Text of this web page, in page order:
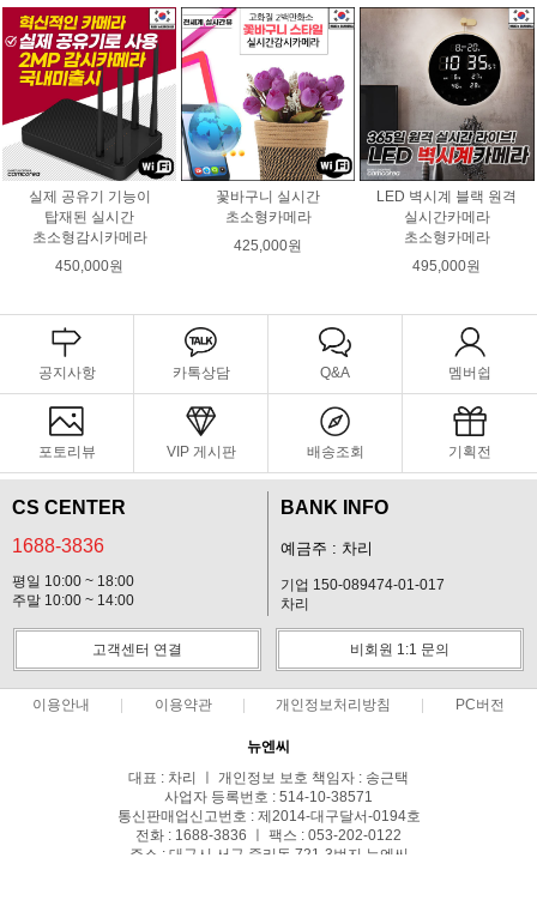
실제 공유기 기능이
탑재된 실시간
초소형감시카메라
450,000원
꽃바구니 실시간
초소형카메라
425,000원
LED 벽시계 블랙 원격
실시간카메라
초소형카메라
495,000원
공지사항 카톡상담 Q&A 멤버쉽
포토리뷰 VIP 게시판 배송조회 기획전
CS CENTER
1688-3836
평일 10:00 ~ 18:00
주말 10:00 ~ 14:00
BANK INFO
예금주 : 차리
기업 150-089474-01-017
차리
고객센터 연결 비회원 1:1 문의
이용안내 이용약관 개인정보처리방침 PC버전
뉴엔씨
대표 : 차리 ㅣ 개인정보 보호 책임자 : 송근택
사업자 등록번호 : 514-10-38571
통신판매업신고번호 : 제2014-대구달서-0194호
전화 : 1688-3836 ㅣ 팩스 : 053-202-0122
주소 : 대구시 서구 중리동 721-3번지 뉴엔씨